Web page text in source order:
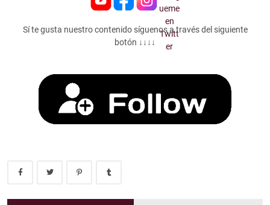
Sí te gusta nuestro contenido síguenos a través del siguiente
botón ↓↓↓↓